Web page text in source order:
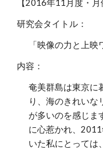
【2016年11月度・
研究会タイトル：
「映像の力と上映
内容：
奄美群島は東京に
り、海のきれいな
が多いのを感じま
に心惹かれ、
いた私にとっては